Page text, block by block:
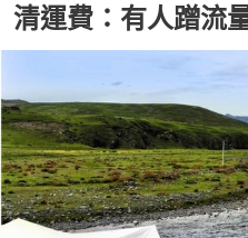
清運費：有人蹭流